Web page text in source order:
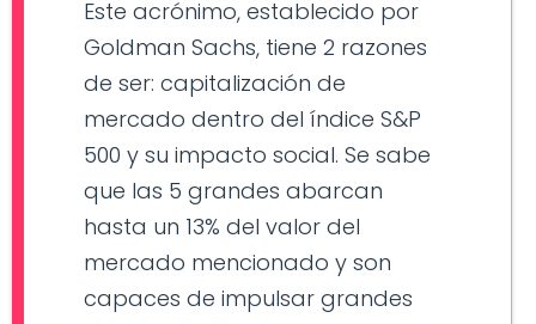
Este acrónimo, establecido por
Goldman Sachs, tiene 2 razones
de ser: capitalización de
mercado dentro del índice S&P
500 y su impacto social. Se sabe
que las 5 grandes abarcan
hasta un 13% del valor del
mercado mencionado y son
capaces de impulsar grandes